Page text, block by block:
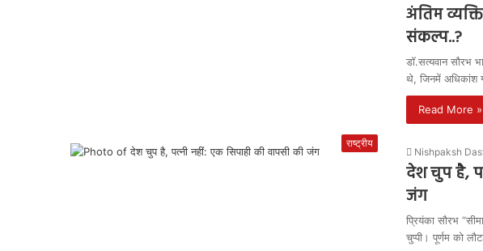
अंतिम
संकल्प..?
डॉ.सत्यवान सौरभ
थे, जिनमें अधिकांश
Read More »
राष्ट्रीय
Nishpaksh
देश चुप है,
जंग
प्रियंका सौरभ
चुप्पी। पूर्णम को